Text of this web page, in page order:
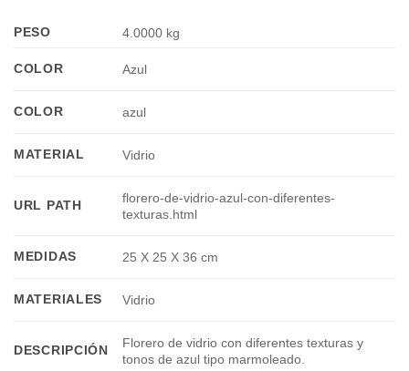
PESO 4.0000 kg
COLOR Azul
COLOR azul
MATERIAL Vidrio
URL PATH
florero-de-vidrio-azul-con-diferentes-
texturas.html
MEDIDAS 25 X 25 X 36 cm
MATERIALES Vidrio
DESCRIPCIÓN
Florero de vidrio con diferentes texturas y
tonos de azul tipo marmoleado.